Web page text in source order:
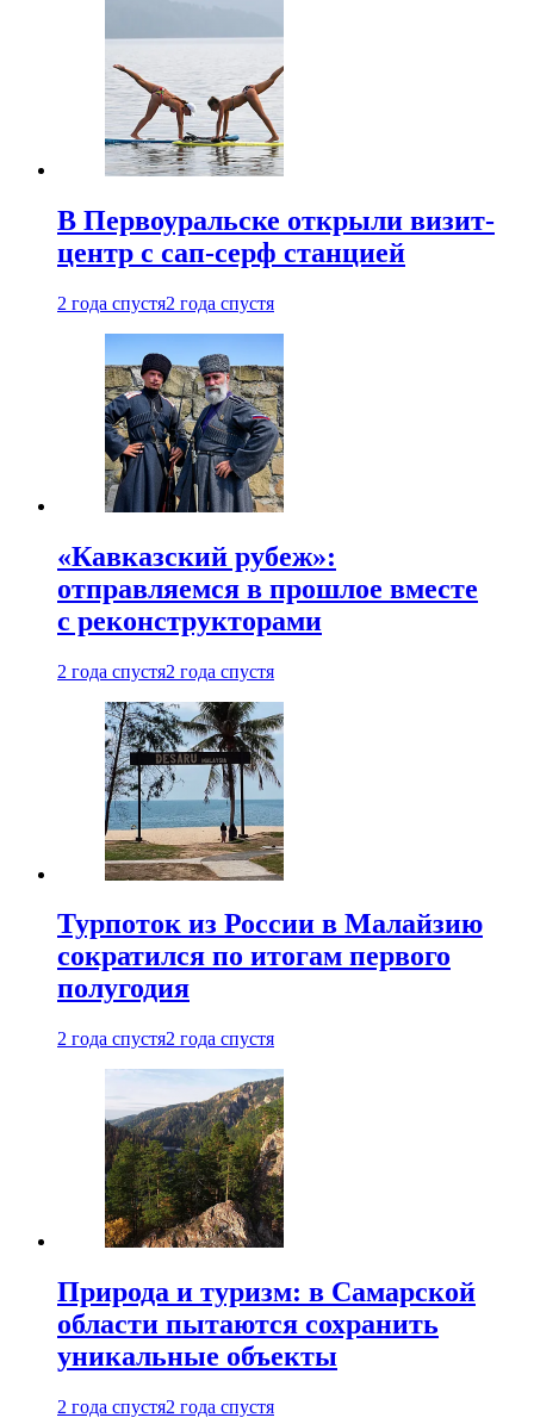
В Первоуральске открыли визит-
центр с сап-серф станцией
2 года спустя2 года спустя
«Кавказский рубеж»:
отправляемся в прошлое вместе
с реконструкторами
2 года спустя2 года спустя
Турпоток из России в Малайзию
сократился по итогам первого
полугодия
2 года спустя2 года спустя
Природа и туризм: в Самарской
области пытаются сохранить
уникальные объекты
2 года спустя2 года спустя